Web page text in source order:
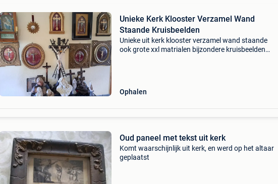
Unieke Kerk Klooster Verzamel Wand
Staande Kruisbeelden
Unieke uit kerk klooster verzamel wand staande
ook grote xxl matrialen bijzondere kruisbeelden
Ophalen
Oud paneel met tekst uit kerk
Komt waarschijnlijk uit kerk, en werd op het altaar
geplaatst